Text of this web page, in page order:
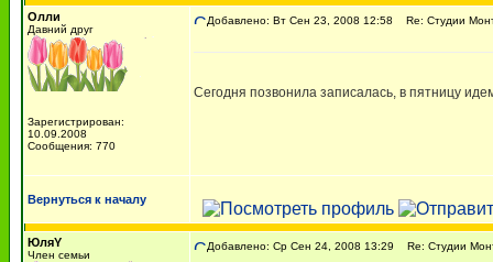
Олли
Давний друг
Зарегистрирован:
10.09.2008
Сообщения: 770
Добавлено: Вт Сен 23, 2008 12:58 Re: Студии
Сегодня позвонила записалась, в пятницу
Вернуться к началу
ЮляY
Член семьи
Добавлено: Ср Сен 24, 2008 13:29 Re: Студии